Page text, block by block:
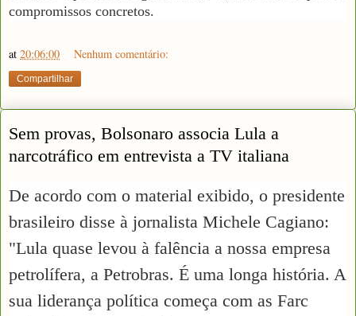
compromissos concretos.
at 20:06:00 Nenhum comentário:
Compartilhar
Sem provas, Bolsonaro associa Lula a
narcotráfico em entrevista a TV italiana
De acordo com o material exibido, o presidente
brasileiro disse à jornalista Michele Cagiano:
"Lula quase levou à falência a nossa empresa
petrolífera, a Petrobras. É uma longa história. A
sua liderança política começa com as Farc